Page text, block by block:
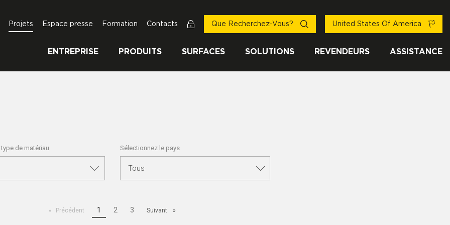
ENTREPRISE PRODUITS SURFACES SOLUTIONS REVENDEURS ASSISTANCE
Projets Espace presse Formation Contacts Que Recherchez-Vous? United States Of America
de matériau Sélectionnez le pays
Précédent
Page
1 2 3 Suivant